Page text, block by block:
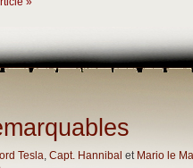
Tesla, Capt. Hannibal et Mario le